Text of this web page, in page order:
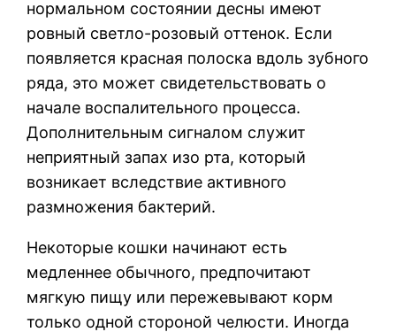
нормальном состоянии десны имеют
ровный светло-розовый оттенок. Если
появляется красная полоска вдоль зубного
ряда, это может свидетельствовать о
начале воспалительного процесса.
Дополнительным сигналом служит
неприятный запах изо рта, который
возникает вследствие активного
размножения бактерий.
Некоторые кошки начинают есть
медленнее обычного, предпочитают
мягкую пищу или пережевывают корм
только одной стороной челюсти. Иногда